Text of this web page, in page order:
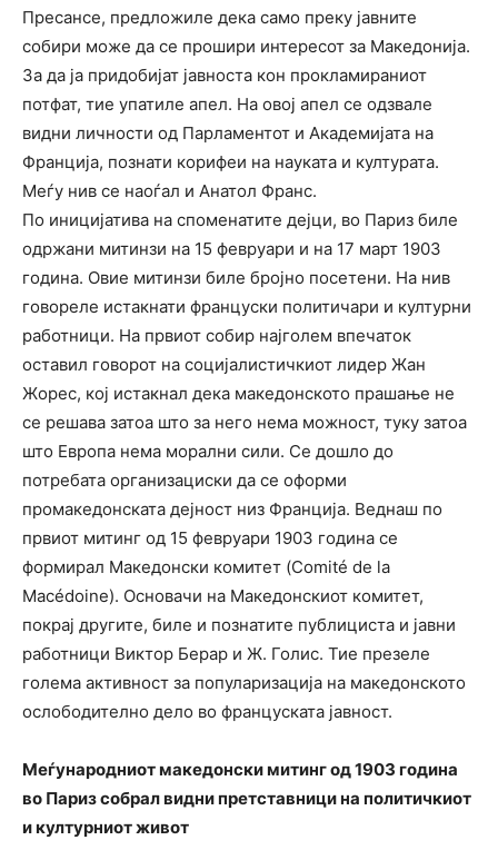
Пресансе, предложиле дека само преку јавните
собири може да се прошири интересот за Македонија.
За да ja придобијат јавноста кон прокламираниот
потфат, тие упатиле апел. На овој апел се одзвале
видни личности од Парламентот и Академијата на
Франција, познати корифеи на науката и културата.
Meѓy нив се наоѓал и Анатол Франс.
По иницијатива на споменатите дејци, во Париз биле
одржани митинзи на 15 февруари и на 17 март 1903
година. Овие митинзи биле бројно посетени. На нив
говореле истакнати француски политичари и културни
работници. На првиот собир најголем впечаток
оставил говорот на социјалистичкиот лидер Жан
Жорес, кој истакнал дека македонското прашање не
се решава затоа што за него нема можност, туку затоа
што Европа нема морални сили. Се дошло до
потребата организациски да се оформи
промакедонската дејност низ Франција. Веднаш по
првиот митинг од 15 февруари 1903 година се
формирал Македонски комитет (Comité de la
Macédoine). Основачи на Македонскиот комитет,
покрај другите, биле и познатите публициста и јавни
работници Виктор Берар и Ж. Голис. Тие презеле
голема активност за популаризација на македонското
ослободително дело во француската јавност.
Меѓународниот македонски митинг од 1903 година
во Париз собрал видни претставници на политичкиот
и културниот живот